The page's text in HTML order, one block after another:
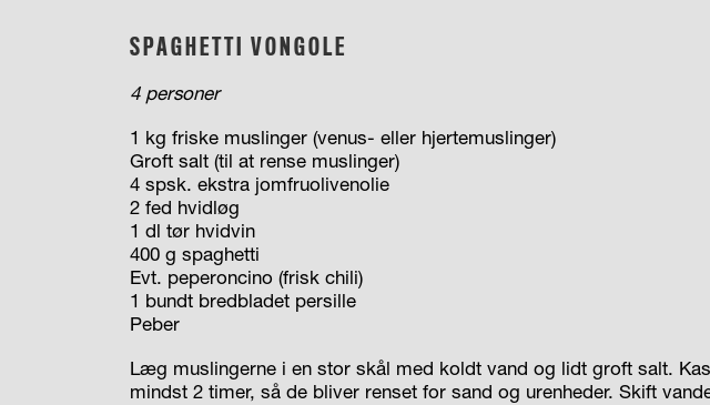
SPAGHETTI VONGOLE
4 personer
1 kg friske muslinger (venus- eller hjertemuslinger)
Groft salt (til at rense muslinger)
4 spsk. ekstra jomfruolivenolie
2 fed hvidløg
1 dl tør hvidvin
400 g spaghetti
Evt. peperoncino (frisk chili)
1 bundt bredbladet persille
Peber
Læg muslingerne i en stor skål med koldt vand og lidt groft salt.
mindst 2 timer, så de bliver renset for sand og urenheder. Skift